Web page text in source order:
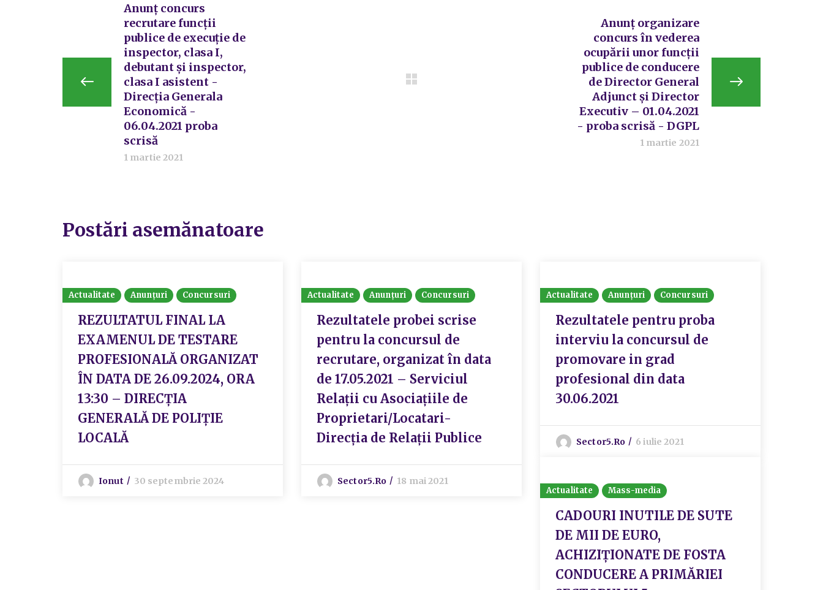
Anunț concurs
recrutare funcții
publice de execuție de
inspector, clasa I,
debutant şi inspector,
clasa I asistent -
Direcția Generala
Economică -
06.04.2021 proba
scrisă
1 martie 2021
Anunț organizare
concurs în vederea
ocupării unor funcții
publice de conducere
de Director General
Adjunct și Director
Executiv – 01.04.2021
- proba scrisă - DGPL
1 martie 2021
Postări asemănatoare
Actualitate Anunțuri Concursuri
REZULTATUL FINAL LA
EXAMENUL DE TESTARE
PROFESIONALĂ ORGANIZAT
ÎN DATA DE 26.09.2024, ORA
13:30 – DIRECȚIA
GENERALĂ DE POLIȚIE
LOCALĂ
Ionut 30 septembrie 2024
Actualitate Anunțuri Concursuri
Rezultatele probei scrise
pentru la concursul de
recrutare, organizat în data
de 17.05.2021 – Serviciul
Relații cu Asociațiile de
Proprietari/Locatari-
Direcția de Relații Publice
Sector5.ro 18 mai 2021
Actualitate Anunțuri Concursuri
Rezultatele pentru proba
interviu la concursul de
promovare in grad
profesional din data
30.06.2021
Sector5.ro 6 iulie 2021
Actualitate Mass-media
CADOURI INUTILE DE SUTE
DE MII DE EURO,
ACHIZIȚIONATE DE FOSTA
CONDUCERE A PRIMĂRIEI